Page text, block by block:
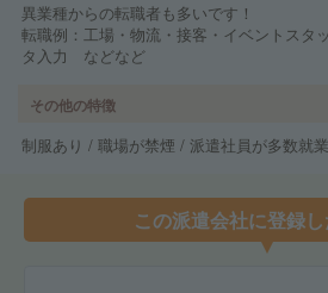
異業種からの転職者も多いです！
転職例：工場・物流・接客・イベントスタ
タ入力 などなど
その他の特徴
制服あり / 職場が禁煙 / 派遣社員が多数就業
この派遣会社に登録